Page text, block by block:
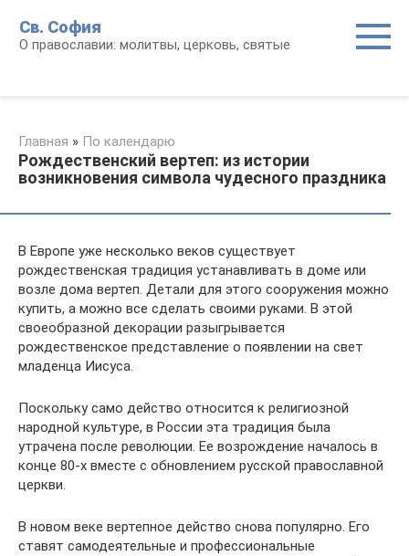
контенту
Св. София
О православии: молитвы, церковь, святые
Главная » По календарю
Рождественский вертеп: из истории
возникновения символа чудесного праздника
В Европе уже несколько веков существует
рождественская традиция устанавливать в доме или
возле дома вертеп. Детали для этого сооружения можно
купить, а можно все сделать своими руками. В этой
своеобразной декорации разыгрывается
рождественское представление о появлении на свет
младенца Иисуса.
Поскольку само действо относится к религиозной
народной культуре, в России эта традиция была
утрачена после революции. Ее возрождение началось в
конце 80-х вместе с обновлением русской православной
церкви.
В новом веке вертепное действо снова популярно. Его
ставят самодеятельные и профессиональные